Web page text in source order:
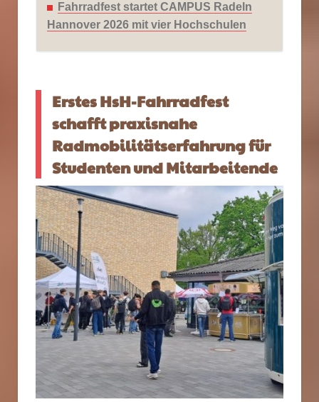
Fahrradfest startet CAMPUS Radeln
Hannover 2026 mit vier Hochschulen
Erstes HsH-Fahrradfest
schafft praxisnahe
Radmobilitätserfahrung für
Studenten und Mitarbeitende